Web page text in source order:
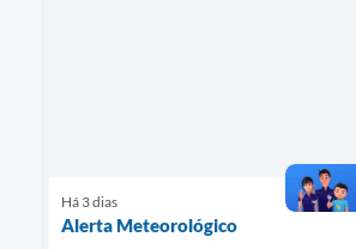
Há 3 dias
Alerta Meteorológico